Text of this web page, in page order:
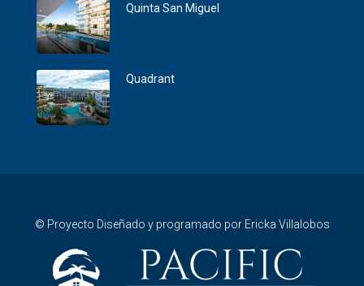
Quinta San Miguel
Quadrant
© Proyecto Diseñado y programado por Ericka Villalobos